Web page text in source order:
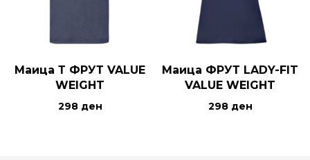
Маица Т ФРУТ VALUE
WEIGHT
298 ден
Маица ФРУТ LADY-FIT
VALUE WEIGHT
298 ден